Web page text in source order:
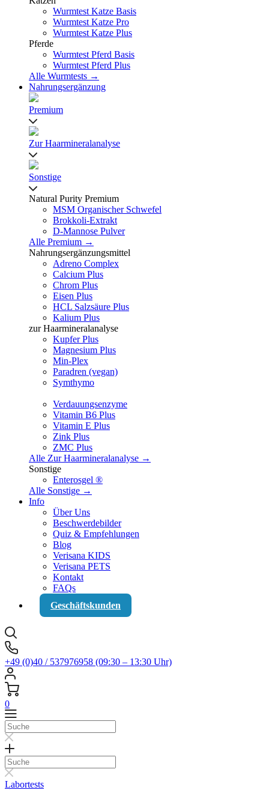
Wurmtest Katze Basis
Wurmtest Katze Pro
Wurmtest Katze Plus
Pferde
Wurmtest Pferd Basis
Wurmtest Pferd Plus
Alle Wurmtests →
Nahrungsergänzung
Premium
Zur Haarmineralanalyse
Sonstige
Natural Purity Premium
MSM Organischer Schwefel
Brokkoli-Extrakt
D-Mannose Pulver
Alle Premium →
Nahrungsergänzungsmittel
Adreno Complex
Calcium Plus
Chrom Plus
Eisen Plus
HCL Salzsäure Plus
Kalium Plus
zur Haarmineralanalyse
Kupfer Plus
Magnesium Plus
Min-Plex
Paradren (vegan)
Symthymo
Verdauungsenzyme
Vitamin B6 Plus
Vitamin E Plus
Zink Plus
ZMC Plus
Alle Zur Haarmineralanalyse →
Sonstige
Enterosgel ®
Alle Sonstige →
Info
Über Uns
Beschwerdebilder
Quiz & Empfehlungen
Blog
Verisana KIDS
Verisana PETS
Kontakt
FAQs
Geschäftskunden
+49 (0)40 / 537976958 (09:30 – 13:30 Uhr)
0
Suche
Suche
Labortests